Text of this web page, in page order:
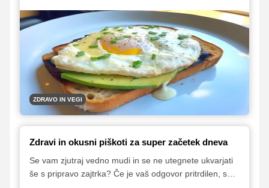
boste ostali siti vse do kosila.
ZDRAVO IN VEGI
Zdravi in okusni piškoti za super začetek dneva
Se vam zjutraj vedno mudi in se ne utegnete ukvarjati
še s pripravo zajtrka? Če je vaš odgovor pritrdilen, so